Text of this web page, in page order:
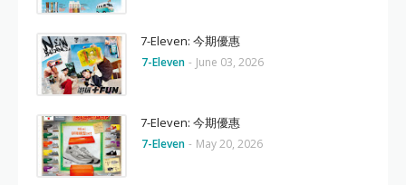
7-Eleven: 今期優惠
7-Eleven - June 03, 2026
7-Eleven: 今期優惠
7-Eleven - May 20, 2026